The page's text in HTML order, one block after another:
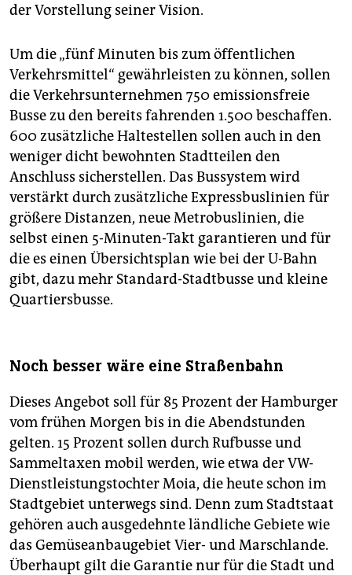
der Vorstellung seiner Vision.
Um die „fünf Minuten bis zum öffentlichen
Verkehrsmittel“ gewährleisten zu können, sollen
die Verkehrsunternehmen 750 emissionsfreie
Busse zu den bereits fahrenden 1.500 beschaffen.
600 zusätzliche Haltestellen sollen auch in den
weniger dicht bewohnten Stadtteilen den
Anschluss sicherstellen. Das Bussystem wird
verstärkt durch zusätzliche Expressbuslinien für
größere Distanzen, neue Metrobuslinien, die
selbst einen 5-Minuten-Takt garantieren und für
die es einen Übersichtsplan wie bei der U-Bahn
gibt, dazu mehr Standard-Stadtbusse und kleine
Quartiersbusse.
Noch besser wäre eine Straßenbahn
Dieses Angebot soll für 85 Prozent der Hamburger
vom frühen Morgen bis in die Abendstunden
gelten. 15 Prozent sollen durch Rufbusse und
Sammeltaxen mobil werden, wie etwa der VW-
Dienstleistungstochter Moia, die heute schon im
Stadtgebiet unterwegs sind. Denn zum Stadtstaat
gehören auch ausgedehnte ländliche Gebiete wie
das Gemüseanbaugebiet Vier- und Marschlande.
Überhaupt gilt die Garantie nur für die Stadt und